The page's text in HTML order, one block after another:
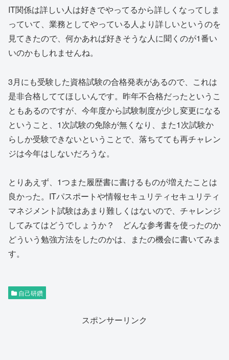
IT関係は詳しい人は好きでやってるから詳しくなってしま
っていて、業務としてやっている人より詳しいというのを
見てきたので、何かあれば好きそうな人に聞くのが1番い
いのかもしれませんね。
3月にも受験した資格試験の合格発表があるので、これは
是非合格しててほしいんです。昨年不合格だったというこ
ともあるのですが、今年度から試験制度が少し変更になる
ということ、1次試験の免除が無くなり、また1次試験か
らしか受験できないということで、落ちてても再チャレン
ジは今年はしないだろうな。
とりあえず、1つまた履歴書に書けるものが増えたことは
良かった。ITパスポートや情報セキュリティセキュリティ
マネジメント試験はあまり難しくはないので、チャレンジ
してみてはどうでしょうか？ どんな参考書を使ったのか
どういう勉強方法をしたのかは、またの機会に書いてみま
す。
自己研鑽
スポンサーリンク